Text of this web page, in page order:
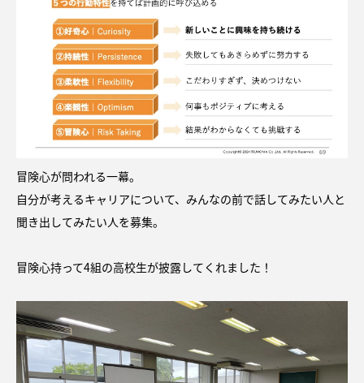
冒険心が問われる一幕。
自分が考えるキャリアについて、みんなの前で話してみたい人と
聞き出してみたい人を募集。
冒険心持って4組の高校生が披露してくれました！